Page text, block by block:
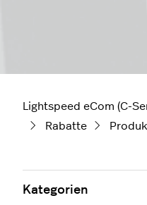
Lightspeed eCom (C-
Rabatte
Kategorien